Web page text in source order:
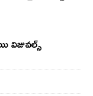
విజువల్స్